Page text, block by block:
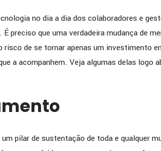
no dia a dia dos colaboradores e
preciso que uma verdadeira mudança de
de se tornar apenas um investimento
a acompanhem. Veja algumas delas logo
um pilar de sustentação de toda e qualquer